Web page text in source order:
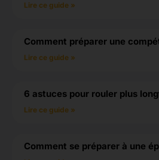
Lire ce guide »
Comment préparer une
Lire ce guide »
6 astuces pour rouler plus
Lire ce guide »
Comment se préparer à une